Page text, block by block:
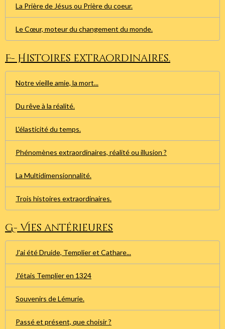
La Prière de Jésus ou Prière du coeur.
Le Cœur, moteur du changement du monde.
F- Histoires extraordinaires.
Notre vieille amie, la mort...
Du rêve à la réalité.
L'élasticité du temps.
Phénomènes extraordinaires, réalité ou illusion ?
La Multidimensionnalité.
Trois histoires extraordinaires.
G- Vies antérieures
J'ai été Druide, Templier et Cathare...
J'étais Templier en 1324
Souvenirs de Lémurie.
Passé et présent, que choisir ?